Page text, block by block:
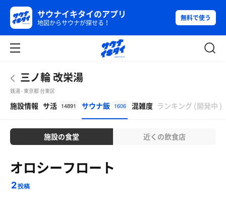
サウナイキタイのアプリ
地図からサウナが探せる！
無料で使う
三ノ輪 改栄湯
銭湯 - 東京都 台東区
施設情報 サ活 14891 サウナ飯 1606 混雑度 ランキング (開発中 )
施設の食堂 近くの飲食店
オロシーフロート
2投稿